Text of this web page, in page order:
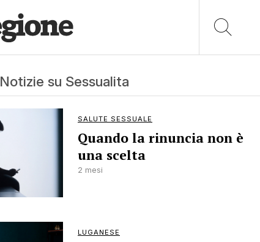
Notizie su Sessualita
SALUTE SESSUALE
Quando la rinuncia non è
una scelta
2 mesi
LUGANESE